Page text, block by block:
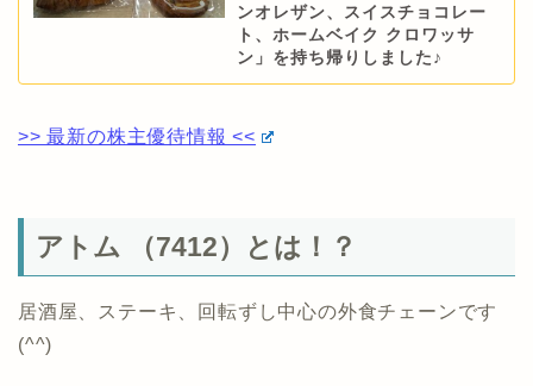
ンオレザン、スイスチョコレー
ト、ホームベイク クロワッサ
ン」を持ち帰りしました♪
>> 最新の株主優待情報 <<
アトム （7412）とは！？
居酒屋、ステーキ、回転ずし中心の外食チェーンです
(^^)